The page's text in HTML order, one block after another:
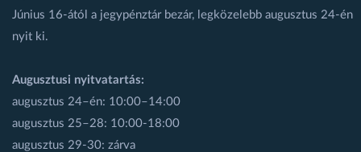
Június 16-ától a jegypénztár bezár, legközelebb augusztus 24-én
nyit ki.
Augusztusi nyitvatartás:
augusztus 24–én: 10:00–14:00
augusztus 25–28: 10:00-18:00
augusztus 29-30: zárva